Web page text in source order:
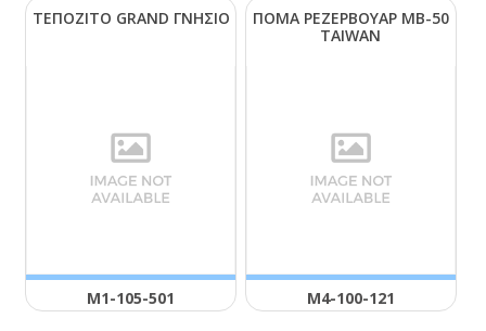
ΤΕΠΟΖΙΤΟ GRΑΝD ΓΝΗΣΙΟ
Μ1-105-501
ΠΟΜΑ ΡΕΖΕΡΒΟΥΑΡ ΜΒ-50
ΤΑΙWΑΝ
Μ4-100-121